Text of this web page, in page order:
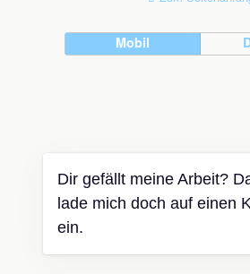
Mobil
Dir gefällt meine Arbeit?
lade mich doch auf einen
ein.